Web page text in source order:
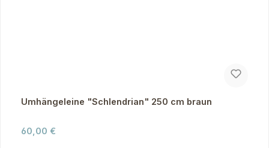
Umhängeleine "Schlendrian" 250 cm braun
Regulärer Preis:
60,00 €